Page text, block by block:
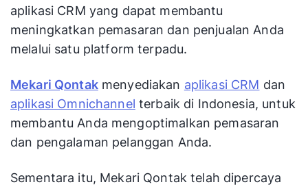
aplikasi CRM yang dapat membantu
meningkatkan pemasaran dan penjualan Anda
melalui satu platform terpadu.
Mekari Qontakmenyediakan aplikasi CRM dan
aplikasi Omnichannel terbaik di Indonesia, untuk
membantu Anda mengoptimalkan pemasaran
dan pengalaman pelanggan Anda.
Sementara itu, Mekari Qontak telah dipercaya